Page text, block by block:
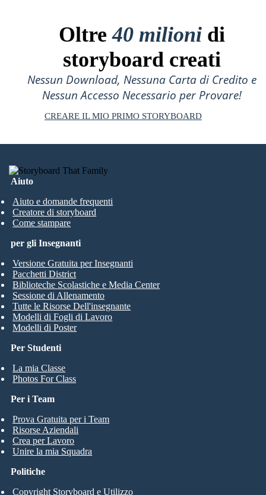
Oltre40 milioni di
storyboard creati
Nessun Download, Nessuna Carta di Credito e
Nessun Accesso Necessario per Provare!
CREARE IL MIO PRIMO STORYBOARD
Aiuto
Aiuto e domande frequenti
Creatore di storyboard
Come stampare
Per Studenti
La mia Classe
Photos For Class
per gli Insegnanti
Versione Gratuita per Insegnanti
Pacchetti District
Biblioteche Scolastiche e Media Center
Sessione di Allenamento
Tutte le Risorse Dell'insegnante
Modelli di Fogli di Lavoro
Modelli di Poster
Per i Team
Prova Gratuita per i Team
Risorse Aziendali
Crea per Lavoro
Unire la mia Squadra
Politiche
Copyright Storyboard e Utilizzo